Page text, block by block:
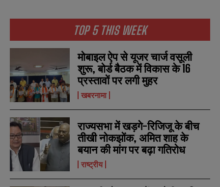
N
a
N
a
TOP 5 THIS WEEK
मोबाइल ऐप से यूजर चार्ज वसूली
शुरू, बोर्ड बैठक में विकास के 16
प्रस्तावों पर लगी मुहर
खबरनामा
राज्यसभा में खड़गे-रिजिजू के बीच
तीखी नोकझोंक, अमित शाह के
बयान की मांग पर बढ़ा गतिरोध
राष्ट्रीय